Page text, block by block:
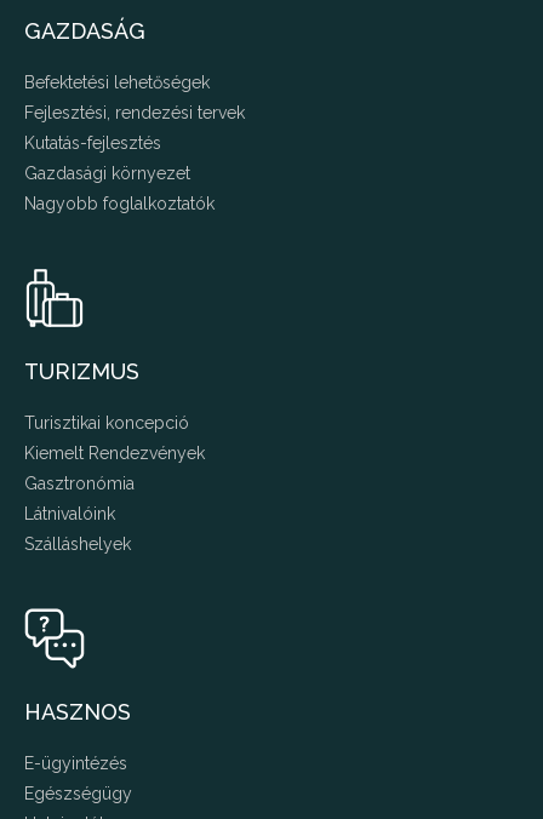
GAZDASÁG
Befektetési lehetőségek
Fejlesztési, rendezési tervek
Kutatás-fejlesztés
Gazdasági környezet
Nagyobb foglalkoztatók
TURIZMUS
Turisztikai koncepció
Kiemelt Rendezvények
Gasztronómia
Látnivalóink
Szálláshelyek
HASZNOS
E-ügyintézés
Egészségügy